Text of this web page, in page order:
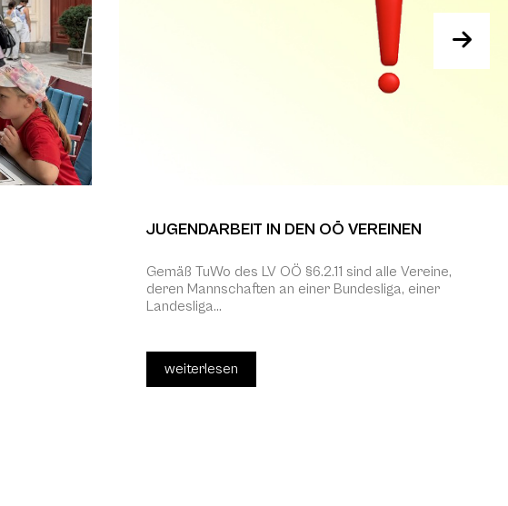
JUGENDARBEIT IN DEN OÖ VEREINEN
Gemäß TuWo des LV OÖ §6.2.11 sind alle Vereine,
deren Mannschaften an einer Bundesliga, einer
Landesliga...
weiterlesen